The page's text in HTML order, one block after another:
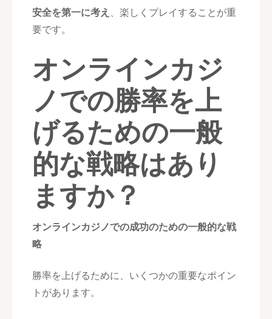
安全を第一に考え 、楽しくプレイすることが重
要です。
オンラインカジ
ノでの勝率を上
げるための一般
的な戦略はあり
ますか？
オンラインカジノでの成功のための一般的な戦
略
勝率を上げるために、いくつかの重要なポイン
トがあります。